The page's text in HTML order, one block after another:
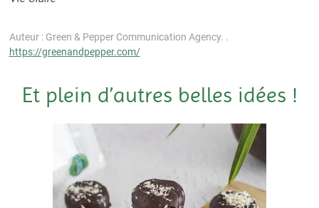
Auteur : Green & Pepper Communication Agency. .
https://greenandpepper.com/
Et plein d’autres belles idées !